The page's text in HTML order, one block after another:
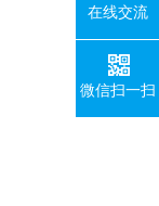
在线交流
微信扫一扫